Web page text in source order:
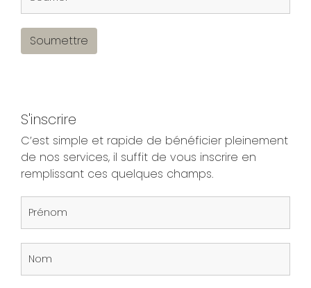
Soumettre
S'inscrire
C’est simple et rapide de bénéficier pleinement
de nos services, il suffit de vous inscrire en
remplissant ces quelques champs.